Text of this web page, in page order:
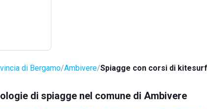
di Bergamo Ambivere Spiagge con corsi di
di spiagge nel comune di Ambivere